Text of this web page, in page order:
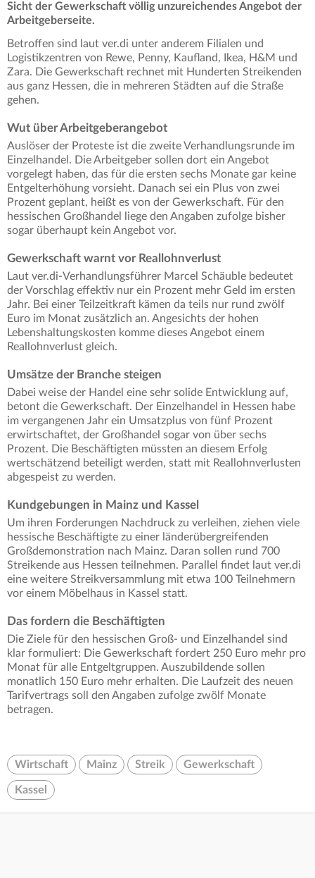
Sicht der Gewerkschaft völlig unzureichendes Angebot der
Arbeitgeberseite.
Betroffen sind laut ver.di unter anderem Filialen und
Logistikzentren von Rewe, Penny, Kaufland, Ikea, H&M und
Zara. Die Gewerkschaft rechnet mit Hunderten Streikenden
aus ganz Hessen, die in mehreren Städten auf die Straße
gehen.
Wut über Arbeitgeberangebot
Auslöser der Proteste ist die zweite Verhandlungsrunde im
Einzelhandel. Die Arbeitgeber sollen dort ein Angebot
vorgelegt haben, das für die ersten sechs Monate gar keine
Entgelterhöhung vorsieht. Danach sei ein Plus von zwei
Prozent geplant, heißt es von der Gewerkschaft. Für den
hessischen Großhandel liege den Angaben zufolge bisher
sogar überhaupt kein Angebot vor.
Gewerkschaft warnt vor Reallohnverlust
Laut ver.di-Verhandlungsführer Marcel Schäuble bedeutet
der Vorschlag effektiv nur ein Prozent mehr Geld im ersten
Jahr. Bei einer Teilzeitkraft kämen da teils nur rund zwölf
Euro im Monat zusätzlich an. Angesichts der hohen
Lebenshaltungskosten komme dieses Angebot einem
Reallohnverlust gleich.
Umsätze der Branche steigen
Dabei weise der Handel eine sehr solide Entwicklung auf,
betont die Gewerkschaft. Der Einzelhandel in Hessen habe
im vergangenen Jahr ein Umsatzplus von fünf Prozent
erwirtschaftet, der Großhandel sogar von über sechs
Prozent. Die Beschäftigten müssten an diesem Erfolg
wertschätzend beteiligt werden, statt mit Reallohnverlusten
abgespeist zu werden.
Kundgebungen in Mainz und Kassel
Um ihren Forderungen Nachdruck zu verleihen, ziehen viele
hessische Beschäftigte zu einer länderübergreifenden
Großdemonstration nach Mainz. Daran sollen rund 700
Streikende aus Hessen teilnehmen. Parallel findet laut ver.di
eine weitere Streikversammlung mit etwa 100 Teilnehmern
vor einem Möbelhaus in Kassel statt.
Das fordern die Beschäftigten
Die Ziele für den hessischen Groß- und Einzelhandel sind
klar formuliert: Die Gewerkschaft fordert 250 Euro mehr pro
Monat für alle Entgeltgruppen. Auszubildende sollen
monatlich 150 Euro mehr erhalten. Die Laufzeit des neuen
Tarifvertrags soll den Angaben zufolge zwölf Monate
betragen.
Wirtschaft Mainz Streik Gewerkschaft
Kassel